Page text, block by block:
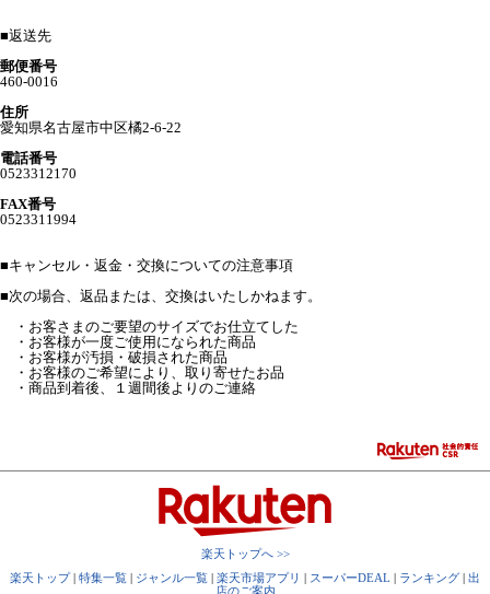
■返送先
郵便番号
460-0016
住所
愛知県名古屋市中区橘2-6-22
電話番号
0523312170
FAX番号
0523311994
■キャンセル・返金・交換についての注意事項
■次の場合、返品または、交換はいたしかねます。
・お客さまのご要望のサイズでお仕立てした
・お客様が一度ご使用になられた商品
・お客様が汚損・破損された商品
・お客様のご希望により、取り寄せたお品
・商品到着後、１週間後よりのご連絡
楽天トップへ >>
楽天トップ| 特集一覧 | ジャンル一覧 | 楽天市場アプリ | スーパーDEAL | ランキング | 出
店のご案内